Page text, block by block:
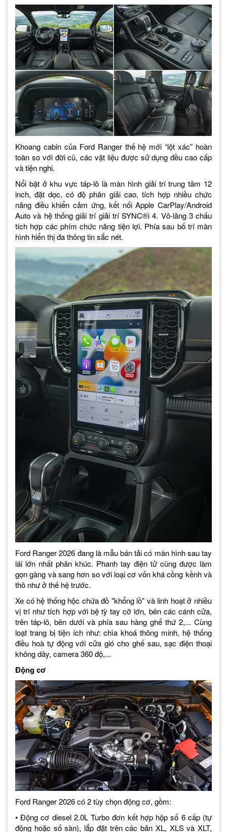
Khoang cabin của Ford Ranger thế hệ mới “lột xác” hoàn
toàn so với đời cũ, các vật liệu được sử dụng đều cao cấp
và tiện nghi.
Nổi bật ở khu vực táp-lô là màn hình giải trí trung tâm 12
inch, đặt dọc, có độ phân giải cao, tích hợp nhiều chức
năng điều khiển cảm ứng, kết nối Apple CarPlay/Android
Auto và hệ thống giải trí giải trí SYNC®i 4. Vô-lăng 3 chấu
tích hợp các phím chức năng tiện lợi. Phía sau bố trí màn
hình hiển thị đa thông tin sắc nét.
Ford Ranger 2026 đang là mẫu bán tải có màn hình sau tay
lái lớn nhất phân khúc. Phanh tay điện tử cũng được làm
gọn gàng và sang hơn so với loại cơ vốn khá cồng kềnh và
thô như ở thế hệ trước.
Xe có hệ thống hộc chứa đồ "khổng lồ" và linh hoạt ở nhiều
vị trí như tích hợp với bệ tỳ tay cỡ lớn, bên các cánh cửa,
trên táp-lô, bên dưới và phía sau hàng ghế thứ 2,... Cùng
loạt trang bị tiện ích như: chìa khoá thông minh, hệ thống
điều hoà tự động với cửa gió cho ghế sau, sạc điện thoại
không dây, camera 360 độ,...
Động cơ
Ford Ranger 2026 có 2 tùy chọn động cơ, gồm:
• Động cơ diesel 2.0L Turbo đơn kết hợp hộp số 6 cấp (tự
động hoặc số sàn), lắp đặt trên các bản XL, XLS và XLT,